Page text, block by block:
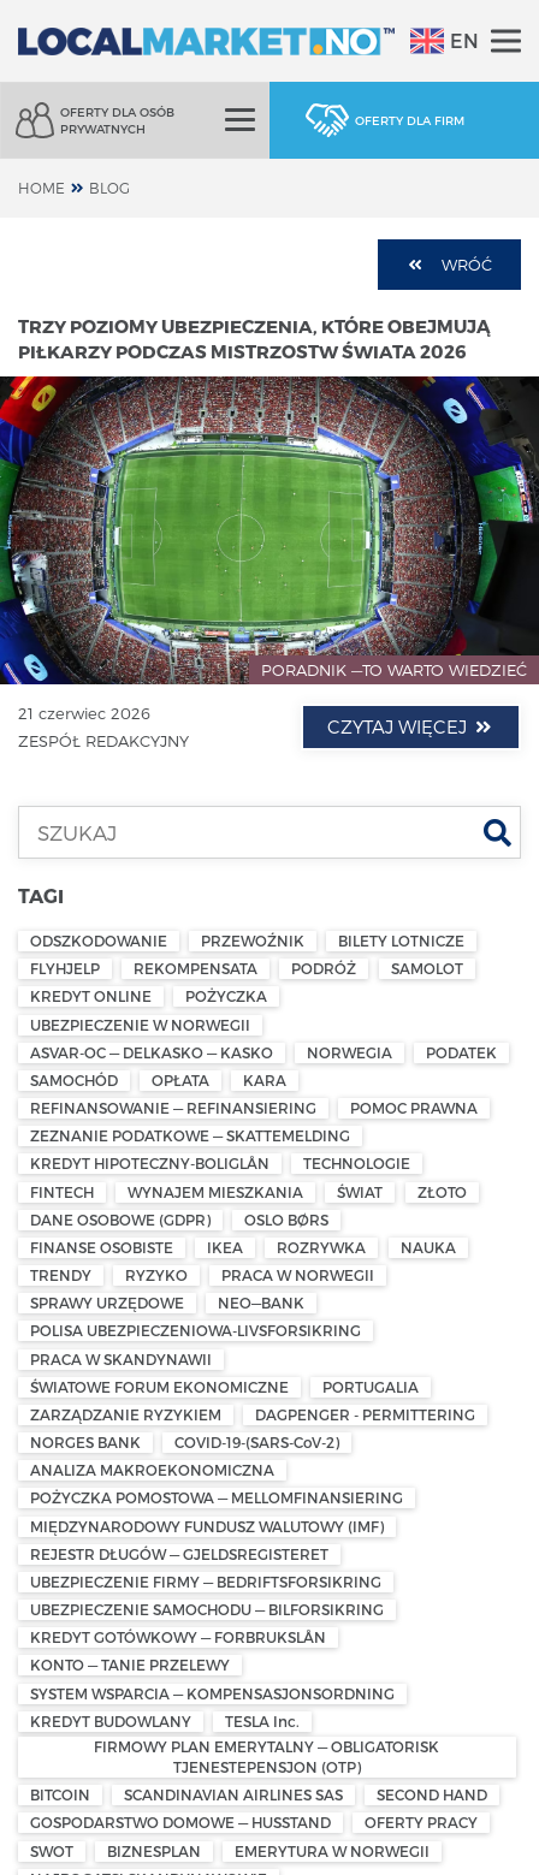
EN
OFERTY DLA OSÓB
PRYWATNYCH
OFERTY DLA FIRM
HOME BLOG
WRÓĆ
TRZY POZIOMY UBEZPIECZENIA, KTÓRE OBEJMUJĄ
PIŁKARZY PODCZAS MISTRZOSTW ŚWIATA 2026
PORADNIK —TO WARTO WIEDZIEĆ
21 czerwiec 2026
ZESPÓŁ REDAKCYJNY
CZYTAJ WIĘCEJ
TAGI
ODSZKODOWANIE PRZEWOŹNIK
BILETY LOTNICZE
FLYHJELP
REKOMPENSATA PODRÓŻ
SAMOLOT
KREDYT ONLINE
POŻYCZKA
UBEZPIECZENIE W NORWEGII
ASVAR-OC — DELKASKO — KASKO
NORWEGIA
PODATEK
SAMOCHÓD
OPŁATA
KARA
REFINANSOWANIE — REFINANSIERING
POMOC PRAWNA
ZEZNANIE PODATKOWE — SKATTEMELDING
KREDYT HIPOTECZNY-BOLIGLÅN
TECHNOLOGIE
FINTECH
WYNAJEM MIESZKANIA ŚWIAT
ZŁOTO
DANE OSOBOWE (GDPR)
OSLO BØRS
FINANSE OSOBISTE
IKEA ROZRYWKA
NAUKA
TRENDY
RYZYKO
PRACA W NORWEGII
SPRAWY URZĘDOWE
NEO—BANK
POLISA UBEZPIECZENIOWA-LIVSFORSIKRING
PRACA W SKANDYNAWII
ŚWIATOWE FORUM EKONOMICZNE
PORTUGALIA
ZARZĄDZANIE RYZYKIEM
DAGPENGER - PERMITTERING
NORGES BANK
COVID-19-(SARS-CoV-2)
ANALIZA MAKROEKONOMICZNA
POŻYCZKA POMOSTOWA — MELLOMFINANSIERING
MIĘDZYNARODOWY FUNDUSZ WALUTOWY (IMF)
REJESTR DŁUGÓW — GJELDSREGISTERET
UBEZPIECZENIE FIRMY — BEDRIFTSFORSIKRING
UBEZPIECZENIE SAMOCHODU — BILFORSIKRING
KREDYT GOTÓWKOWY — FORBRUKSLÅN
KONTO — TANIE PRZELEWY
SYSTEM WSPARCIA — KOMPENSASJONSORDNING
KREDYT BUDOWLANY
TESLA Inc.
FIRMOWY PLAN EMERYTALNY — OBLIGATORISK
TJENESTEPENSJON (OTP)
BITCOIN
SCANDINAVIAN AIRLINES SAS
SECOND HAND
GOSPODARSTWO DOMOWE — HUSSTAND
OFERTY PRACY
SWOT
BIZNESPLAN
EMERYTURA W NORWEGII